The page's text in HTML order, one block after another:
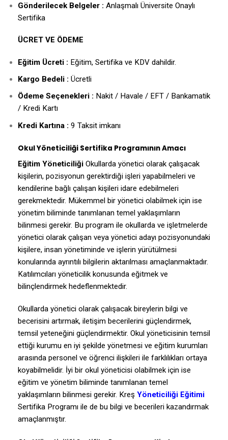
Gönderilecek Belgeler : Anlaşmalı Üniversite Onaylı
Sertifika
ÜCRET VE ÖDEME
Eğitim Ücreti : Eğitim, Sertifika ve KDV dahildir.
Kargo Bedeli : Ücretli
Ödeme Seçenekleri : Nakit / Havale / EFT / Bankamatik
/ Kredi Kartı
Kredi Kartına : 9 Taksit imkanı
Okul Yöneticiliği Sertifika Programının Amacı
Eğitim Yöneticiliği Okullarda yönetici olarak çalışacak
kişilerin, pozisyonun gerektirdiği işleri yapabilmeleri ve
kendilerine bağlı çalışan kişileri idare edebilmeleri
gerekmektedir. Mükemmel bir yönetici olabilmek için ise
yönetim biliminde tanımlanan temel yaklaşımların
bilinmesi gerekir. Bu program ile okullarda ve işletmelerde
yönetici olarak çalışan veya yönetici adayı pozisyonundaki
kişilere, insan yönetiminde ve işlerin yürütülmesi
konularında ayrıntılı bilgilerin aktarılması amaçlanmaktadır.
Katılımcıları yöneticilik konusunda eğitmek ve
bilinçlendirmek hedeflenmektedir.
Okullarda yönetici olarak çalışacak bireylerin bilgi ve
becerisini artırmak, iletişim becerilerini güçlendirmek,
temsil yeteneğini güçlendirmektir. Okul yöneticisinin temsil
ettiği kurumu en iyi şekilde yönetmesi ve eğitim kurumları
arasında personel ve öğrenci ilişkileri ile farklılıkları ortaya
koyabilmelidir. İyi bir okul yöneticisi olabilmek için ise
eğitim ve yönetim biliminde tanımlanan temel
yaklaşımların bilinmesi gerekir. Kreş Yöneticiliği Eğitimi
Sertifika Programı ile de bu bilgi ve becerileri kazandırmak
amaçlanmıştır.